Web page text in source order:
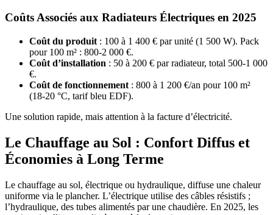
Coûts Associés aux Radiateurs Électriques en 2025
Coût du produit : 100 à 1 400 € par unité (1 500 W). Pack
pour 100 m² : 800-2 000 €.
Coût d’installation : 50 à 200 € par radiateur, total 500-1 000
€.
Coût de fonctionnement : 800 à 1 200 €/an pour 100 m²
(18-20 °C, tarif bleu EDF).
Une solution rapide, mais attention à la facture d’électricité.
Le Chauffage au Sol : Confort Diffus et
Économies à Long Terme
Le chauffage au sol, électrique ou hydraulique, diffuse une chaleur
uniforme via le plancher. L’électrique utilise des câbles résistifs ;
l’hydraulique, des tubes alimentés par une chaudière. En 2025, les